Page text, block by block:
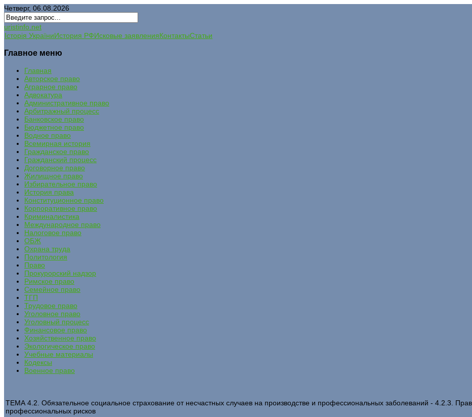
Четверг, 06.08.2026
uristinfo.net
Історія УкраїниИстория РФИсковые заявленияКонтактыСтатьи
Главное меню
Главная
Авторское право
Аграрное право
Адвокатура
Административное право
Арбитражный процесс
Банковское право
Бюджетное право
Водное право
Всемирная история
Гражданское право
Гражданский процесс
Договорное право
Жилищное право
Избирательное право
История права
Конституционное право
Корпоративное право
Криминалистика
Международное право
Налоговое право
ОБЖ
Охрана труда
Политология
Право
Прокурорский надзор
Римское право
Семейное право
ТГП
Трудовое право
Уголовное право
Уголовный процесс
Финансовое право
Хозяйственное право
Экологическое право
Учебные материалы
Кодексы
Военное право
ТЕМА 4.2. Обязательное социальное страхование от несчастных случаев на производстве и профессиональных заболеваний - 4.2.3.
профессиональных рисков